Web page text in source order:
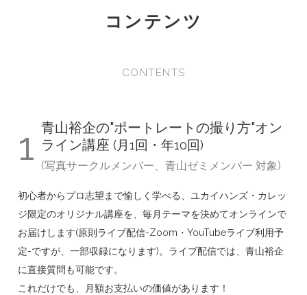
コンテンツ
CONTENTS
1 青山裕企の"ポートレートの撮り方"オン
ライン講座 (月1回・年10回)
(写真サークルメンバー、青山ゼミメンバー 対象)
初心者からプロ志望まで愉しく学べる、ユカイハンズ・カレッ
ジ限定のオリジナル講座を、毎月テーマを決めてオンラインで
お届けします(原則ライブ配信-Zoom・YouTubeライブ利用予
定-ですが、一部収録になります)。ライブ配信では、青山裕企
に直接質問も可能です。
これだけでも、月額お支払いの価値があります！